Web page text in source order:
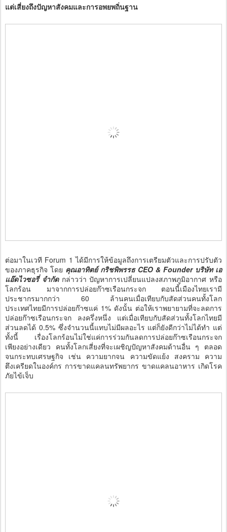
แต่เสี่ยงถึงปัญหาสังคมและการอพยพถิ่นฐาน
ต่อมาในเวที Forum 1 ได้มีการให้ข้อมูลถึงการเตรียมตัวและการปรับตัว
ของภาคธุรกิจ โดย คุณอาทิตย์ กริชพิพรรธ CEO & Founder บริษัท เอ
แอ๊ดไวซอรี่ จำกัดกล่าวว่า ปัญหาการเปลี่ยนแปลงสภาพภูมิอากาศ หรือ
โลกร้อน มาจากการปล่อยก๊าซเรือนกระจก ตอนนี้เมืองไทยเรามี
ประชากรมากกว่า 60 ล้านคนเมื่อเทียบกับสัดส่วนคนทั้งโลก
ประเทศไทยมีการปล่อยก๊าซแค่ 1% ดังนั้น ต่อให้เราพยายามที่จะลดการ
ปล่อยก๊าซเรือนกระจก ลงครึ่งหนึ่ง แต่เมื่อเทียบกับสัดส่วนทั้งโลกไทยมี
ส่วนลดได้ 0.5% ซึ่งจำนวนนี้แทบไม่มีผลอะไร แต่ก็ยังดีกว่าไม่ได้ทำ แต่
ทั้งนี้ เรื่องโลกร้อนไม่ใช่แค่การร่วมกันลดการปล่อยก๊าซเรือนกระจก
เพียงอย่างเดียว คนทั้งโลกเสี่ยงที่จะเผชิญปัญหาสังคมด้านอื่น ๆ ตลอด
จนกระทบเศรษฐกิจ เช่น ความยากจน ความขัดแย้ง สงคราม ความ
ตึงเครียดในองค์กร การขาดแคลนทรัพยากร ขาดแคลนอาหาร เกิดโรค
ภัยไข้เจ็บ